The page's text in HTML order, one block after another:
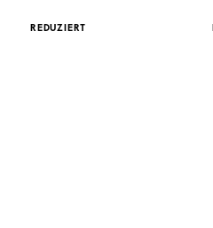
REDUZIERT